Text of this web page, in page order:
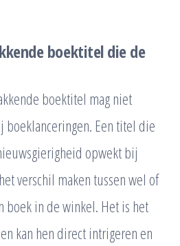
boektitel die de
boektitel mag niet
boeklanceringen. Een titel die
opwekt bij
verschil maken tussen wel of
boek in de winkel. Het is het
kan hen direct intrigeren en